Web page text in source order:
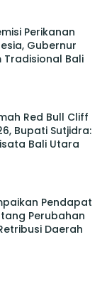
Perikanan
Gubernur
Tradisional Bali
Red Bull Cliff
Bupati Sutjidra:
Bali Utara
Pendapat
Perubahan
Daerah